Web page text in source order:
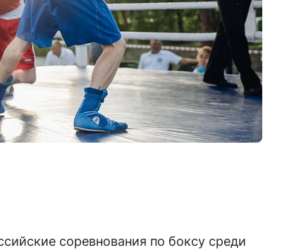
соревнования по боксу среди